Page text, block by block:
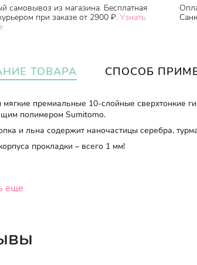
самовывоз из магазина. Бесплатная
при заказе от 2900 ₽. Узнать
ТОВАРА СПОСОБ
премиальные 10-слойные сверхтонкие
полимером Sumitomo.
и льна содержит наночастицы серебра,
прокладки – всего 1 мм!
впитывающий слой не стесняет движений.
еще